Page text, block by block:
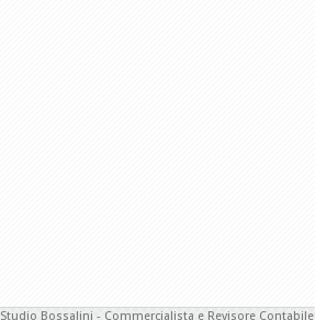
Studio Bossalini - Commercialista e Revisore Contabile